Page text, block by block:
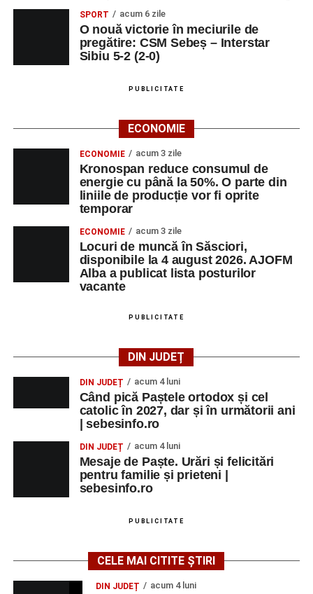
SPORT acum 6 zile
O nouă victorie în meciurile de
pregătire: CSM Sebeș – Interstar
Sibiu 5-2 (2-0)
PUBLICITATE
ECONOMIE
ECONOMIE acum 3 zile
Kronospan reduce consumul de
energie cu până la 50%. O parte din
liniile de producție vor fi oprite
temporar
ECONOMIE acum 3 zile
Locuri de muncă în Săsciori,
disponibile la 4 august 2026. AJOFM
Alba a publicat lista posturilor
vacante
PUBLICITATE
DIN JUDEȚ
DIN JUDEȚ acum 4 luni
Când pică Paștele ortodox și cel
catolic în 2027, dar și în următorii ani
| sebesinfo.ro
DIN JUDEȚ acum 4 luni
Mesaje de Paște. Urări și felicitări
pentru familie și prieteni |
sebesinfo.ro
PUBLICITATE
CELE MAI CITITE ȘTIRI
DIN JUDEȚ acum 4 luni